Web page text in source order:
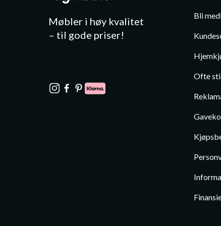
Møbler i høy kvalitet
– til gode priser!
Bli
Ofte